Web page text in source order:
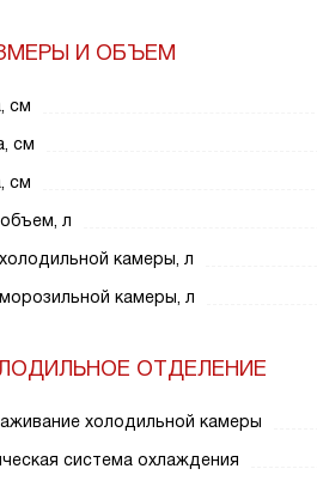
И ОБЪЕМ
см
см
см
л
камеры, л
камеры, л
ОТДЕЛЕНИЕ
холодильной камеры
система охлаждения